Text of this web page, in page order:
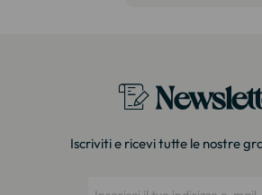
Iscriviti e ricevi tutte le nostre